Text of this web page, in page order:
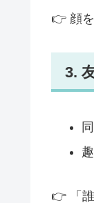
👉 顔
3.
👉 「